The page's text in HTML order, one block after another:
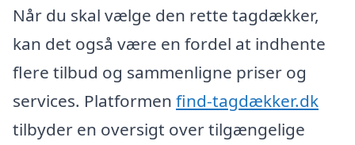
Når du skal vælge den rette tagdækker,
kan det også være en fordel at indhente
flere tilbud og sammenligne priser og
services. Platformen find-tagdækker.dk
tilbyder en oversigt over tilgængelige